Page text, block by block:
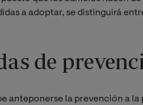
a adoptar, se distinguirá
de
anteponerse la prevención a